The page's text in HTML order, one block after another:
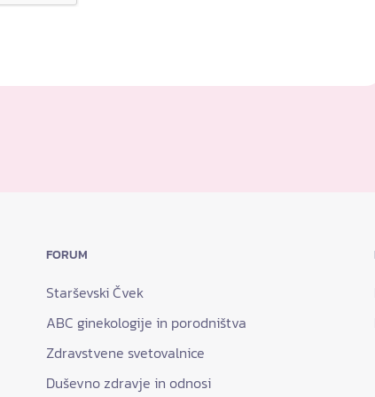
FORUM
Starševski Čvek
ABC ginekologije in porodništva
Zdravstvene svetovalnice
Duševno zdravje in odnosi